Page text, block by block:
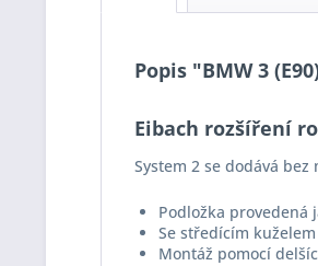
Popis "BMW 3
Eibach rozšíření
System 2 se dodává
Podložka provedená
Se středícím
Montáž pomocí